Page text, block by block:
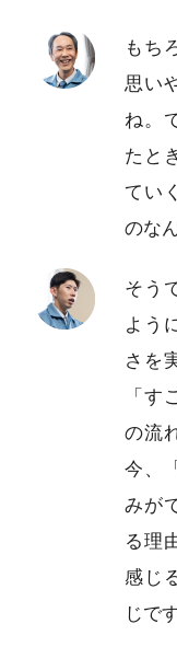
もち
思い
ね。
たと
てい
のな
そう
よう
さを
「
の流
今、
みが
る理
感じ
じで